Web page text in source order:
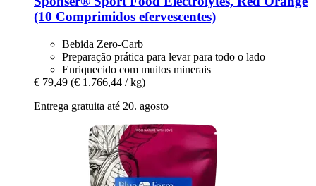
(10 Comprimidos efervescentes)
Bebida Zero-Carb
Preparação prática para levar para todo o lado
Enriquecido com muitos minerais
€ 79,49 (€ 1.766,44 / kg)
Entrega gratuita até 20. agosto